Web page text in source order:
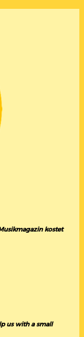
kostet
us with a small